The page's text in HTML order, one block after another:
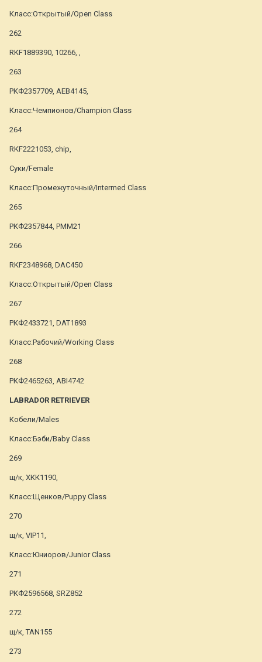
Класс:Открытый/Open Class
262
RKF1889390, 10266, ,
263
РКФ2357709, АЕВ4145,
Класс:Чемпионов/Champion Class
264
RKF2221053, chip,
Суки/Female
Класс:Промежуточный/Intermed Class
265
РКФ2357844, РММ21
266
RKF2348968, DAC450
Класс:Открытый/Open Class
267
РКФ2433721, DAT1893
Класс:Рабочий/Working Class
268
РКФ2465263, ABI4742
LABRADOR RETRIEVER
Кобели/Males
Класс:Бэби/Baby Class
269
щ/к, ХКК1190,
Класс:Щенков/Puppy Class
270
щ/к, VIP11,
Класс:Юниоров/Junior Class
271
РКФ2596568, SRZ852
272
щ/к, TAN155
273